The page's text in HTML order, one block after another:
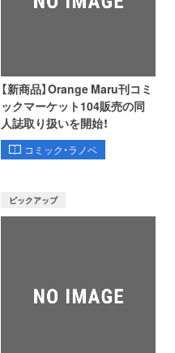
【新商品】Orange Maru刊コミ
ックマーケット104販売の同
人誌取り扱いを開始！
コミック・ラノベ
ピックアップ